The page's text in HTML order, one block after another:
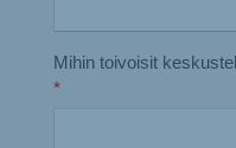
Mihin toivoisit
*